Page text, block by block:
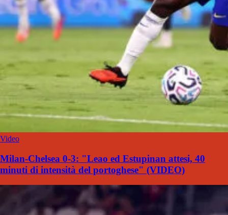
Video
Milan-Chelsea 0-3: "Leao ed Estupinan attesi, 40
minuti di intensità del portoghese" (VIDEO)